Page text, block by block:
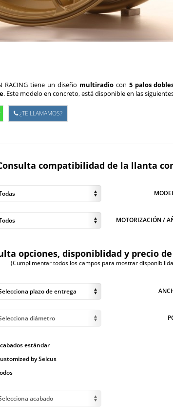
RACING tiene un diseño multiradiocon 5 palos
. Este modelo en concreto, está disponible en las
¿TE LLAMAMOS?
compatibilidad de la llanta
MOTORIZACIÓN /
opciones, disponiblidad y precio
(Cumplimentar todos los campos para mostrar
plazo de entrega
diámetro
estándar
by Selcus
acabado